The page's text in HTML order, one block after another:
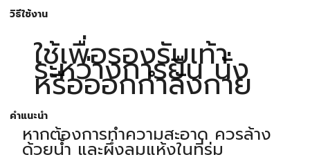
วิธีใช้งาน
ใช้เพื่อรองรับเท้า
ระหว่างการยืน นั่ง
หรือออกกำลังกาย
คำแนะนำ
หากต้องการทำความสะอาด ควรล้าง
ด้วยน้ำ และผึ่งลมแห้งในที่ร่ม